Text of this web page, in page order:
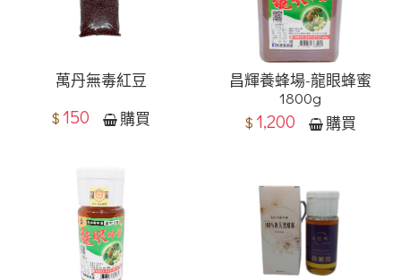
萬丹無毒紅豆
$ 150 購買
昌輝養蜂場-龍眼蜂蜜
1800g
$ 1,200 購買